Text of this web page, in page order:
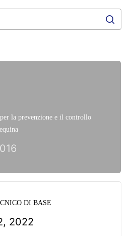
la prevenzione e il controllo
DI BASE
2022